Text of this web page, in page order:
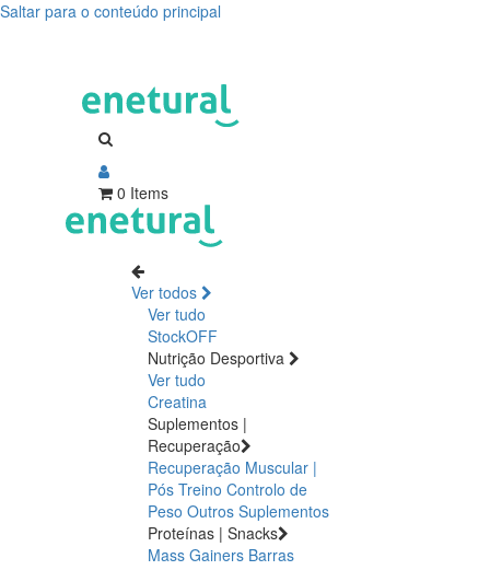
Saltar para o conteúdo principal
0 Items
Ver todos
Ver tudo
StockOFF
Nutrição Desportiva
Ver tudo
Creatina
Suplementos |
Recuperação
Recuperação Muscular |
Pós Treino Controlo de
Peso Outros Suplementos
Proteínas | Snacks
Mass Gainers Barras